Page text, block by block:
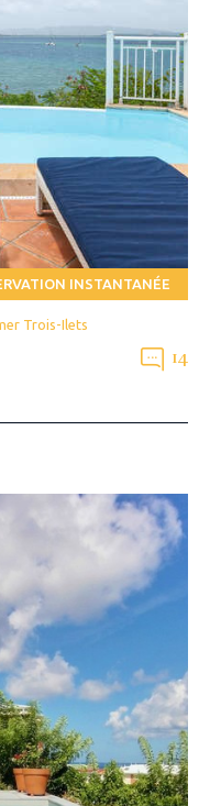
INSTANTANÉE
Trois-Ilets
14